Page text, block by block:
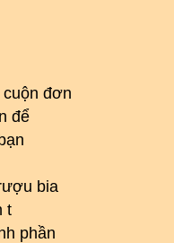
đơn
để
bia
t
phần